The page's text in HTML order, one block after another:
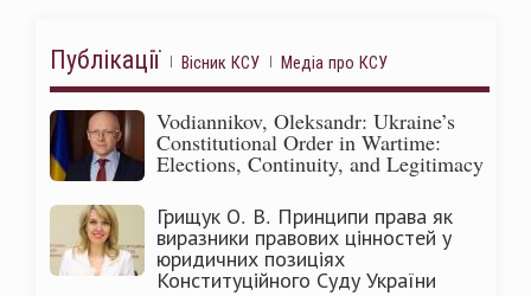
Публікації Вісник КСУ Медіа про КСУ
Vodiannikov, Oleksandr: Ukraine’s
Constitutional Order in Wartime:
Elections, Continuity, and Legitimacy
Грищук О. В. Принципи права як
виразники правових цінностей у
юридичних позиціях
Конституційного Суду України